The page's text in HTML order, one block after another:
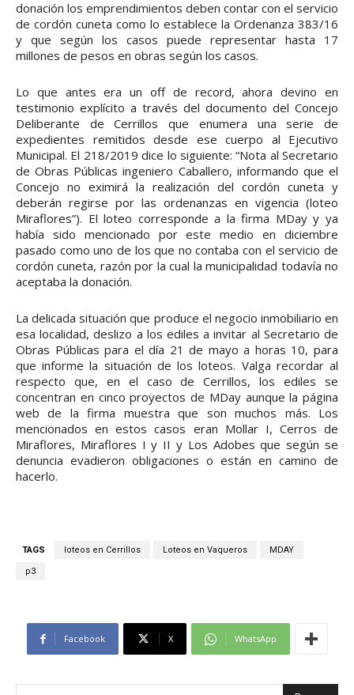
donación los emprendimientos deben contar con el servicio
de cordón cuneta como lo establece la Ordenanza 383/16
y que según los casos puede representar hasta 17
millones de pesos en obras según los casos.
Lo que antes era un off de record, ahora devino en
testimonio explícito a través del documento del Concejo
Deliberante de Cerrillos que enumera una serie de
expedientes remitidos desde ese cuerpo al Ejecutivo
Municipal. El 218/2019 dice lo siguiente: “Nota al Secretario
de Obras Públicas ingeniero Caballero, informando que el
Concejo no eximirá la realización del cordón cuneta y
deberán regirse por las ordenanzas en vigencia (loteo
Miraflores”). El loteo corresponde a la firma MDay y ya
había sido mencionado por este medio en diciembre
pasado como uno de los que no contaba con el servicio de
cordón cuneta, razón por la cual la municipalidad todavía no
aceptaba la donación.
La delicada situación que produce el negocio inmobiliario en
esa localidad, deslizo a los ediles a invitar al Secretario de
Obras Públicas para el día 21 de mayo a horas 10, para
que informe la situación de los loteos. Valga recordar al
respecto que, en el caso de Cerrillos, los ediles se
concentran en cinco proyectos de MDay aunque la página
web de la firma muestra que son muchos más. Los
mencionados en estos casos eran Mollar I, Cerros de
Miraflores, Miraflores I y II y Los Adobes que según se
denuncia evadieron obligaciones o están en camino de
hacerlo.
TAGS loteos en Cerrillos Loteos en Vaqueros MDAY
p3
Facebook X WhatsApp